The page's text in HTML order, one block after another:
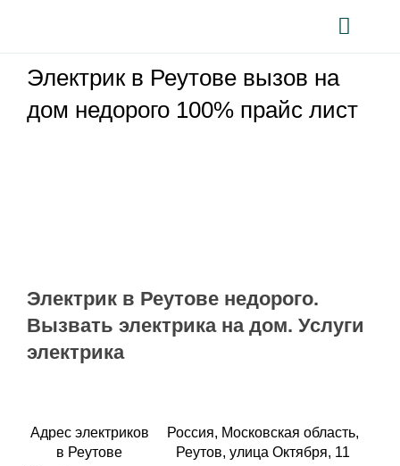
Toggle
2-х КОМНАТНАЯ
Отзывы
МОСКВА
Электрик в Реутове вызов на
дом недорого 100% прайс лист
Электрик в Реутове недорого.
Вызвать электрика на дом. Услуги
электрика
Адрес электриков
в Реутове
Россия, Московская область,
Реутов, улица Октября, 11